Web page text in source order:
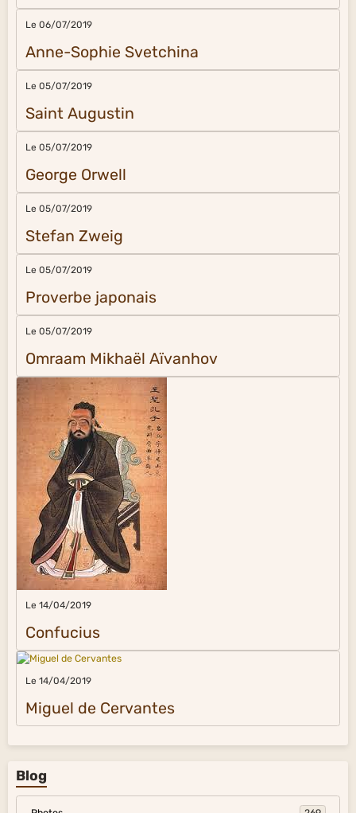
Le 06/07/2019
Anne-Sophie Svetchina
Le 05/07/2019
Saint Augustin
Le 05/07/2019
George Orwell
Le 05/07/2019
Stefan Zweig
Le 05/07/2019
Proverbe japonais
Le 05/07/2019
Omraam Mikhaël Aïvanhov
Le 14/04/2019
Confucius
Le 14/04/2019
Miguel de Cervantes
Blog